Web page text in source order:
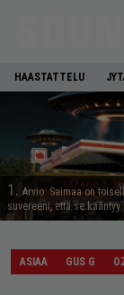
HAASTATTELU
1. Arvio: Saimaa on
suvereeni, että se
ASIAA GUS G